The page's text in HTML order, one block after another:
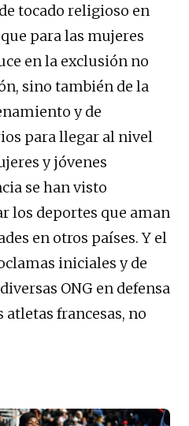
tocado religioso en
para las mujeres
en la exclusión no
sino también de la
y de
para llegar al nivel
y jóvenes
se han visto
los deportes que aman
en otros países. Y el
iniciales y de
ONG en defensa
atletas francesas, no